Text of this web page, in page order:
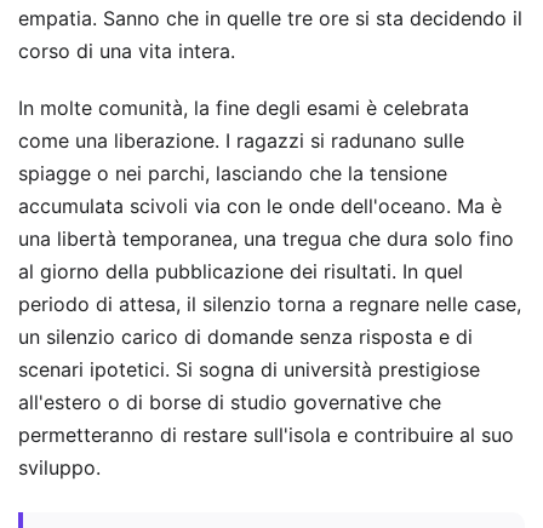
empatia. Sanno che in quelle tre ore si sta decidendo il
corso di una vita intera.
In molte comunità, la fine degli esami è celebrata
come una liberazione. I ragazzi si radunano sulle
spiagge o nei parchi, lasciando che la tensione
accumulata scivoli via con le onde dell'oceano. Ma è
una libertà temporanea, una tregua che dura solo fino
al giorno della pubblicazione dei risultati. In quel
periodo di attesa, il silenzio torna a regnare nelle case,
un silenzio carico di domande senza risposta e di
scenari ipotetici. Si sogna di università prestigiose
all'estero o di borse di studio governative che
permetteranno di restare sull'isola e contribuire al suo
sviluppo.